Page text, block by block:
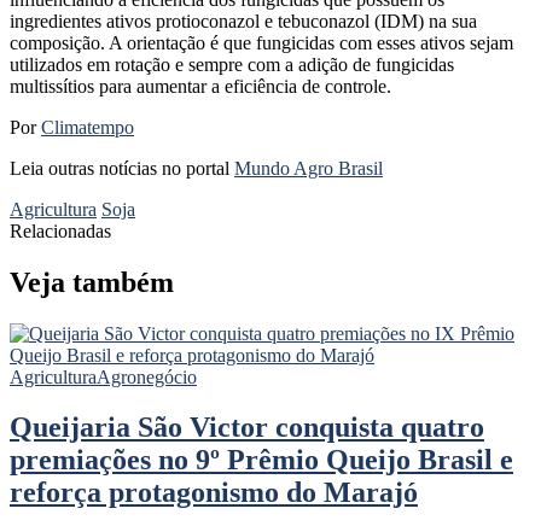
ingredientes ativos protioconazol e tebuconazol (IDM) na sua
composição. A orientação é que fungicidas com esses ativos sejam
utilizados em rotação e sempre com a adição de fungicidas
multissítios para aumentar a eficiência de controle.
PorClimatempo
Leia outras notícias no portal Mundo Agro Brasil
Agricultura Soja
Relacionadas
Veja também
AgriculturaAgronegócio
Queijaria São Victor conquista quatro
premiações no 9º Prêmio Queijo Brasil e
reforça protagonismo do Marajó